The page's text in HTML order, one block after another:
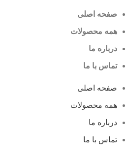
صفحه اصلی
همه محصولات
درباره ما
تماس با ما
صفحه اصلی
همه محصولات
درباره ما
تماس با ما